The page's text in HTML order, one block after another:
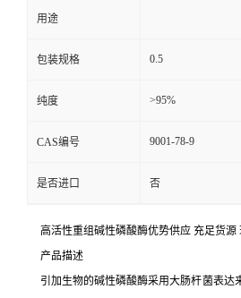
用途
包装规格 0.5
纯度 >95%
CAS编号 9001-78-9
是否进口 否
高活性重组碱性磷酸酶优势供应 充足货源
产品描述
引加生物的碱性磷酸酶采用大肠杆菌表达